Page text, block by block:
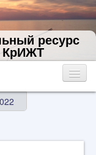
ресурс
КрИЖТ